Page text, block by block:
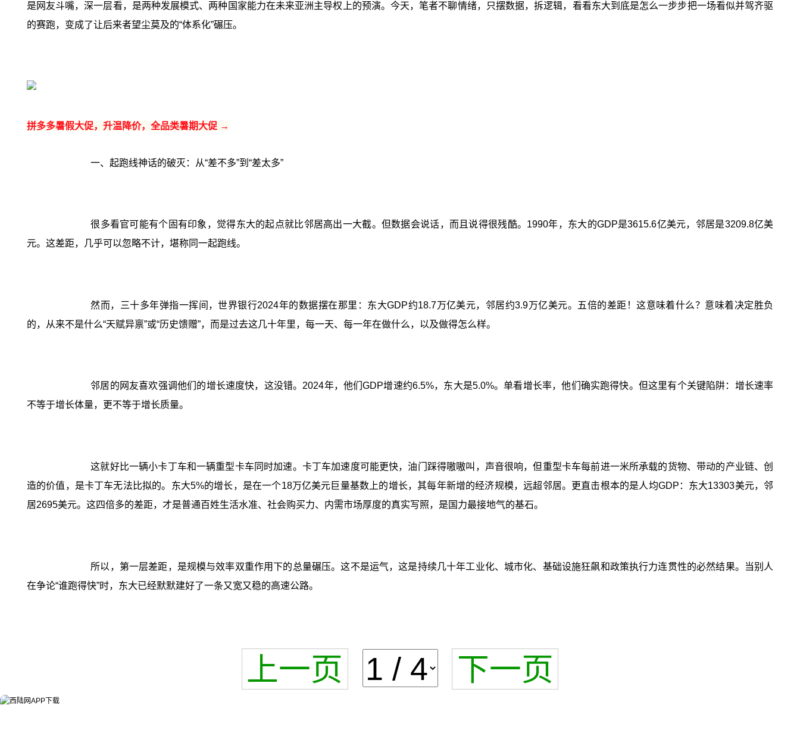
是网友斗嘴，深一层看，是两种发展模式、两种国家能力在未来亚洲主导权上的预演。今天，笔者不聊情绪，只摆数据，拆逻辑，看看东大到底是怎么一步步把一场看似并驾齐驱
的赛跑，变成了让后来者望尘莫及的“体系化”碾压。
拼多多暑假大促，升温降价，全品类暑期大促 →
一、起跑线神话的破灭：从“差不多”到“差太多”‍
很多看官可能有个固有印象，觉得东大的起点就比邻居高出一大截。但数据会说话，而且说得很残酷。1990年，东大的GDP是3615.6亿美元，邻居是3209.8亿美
元。这差距，几乎可以忽略不计，堪称同一起跑线。
然而，三十多年弹指一挥间，世界银行2024年的数据摆在那里：东大GDP约18.7万亿美元，邻居约3.9万亿美元。五倍的差距！这意味着什么？意味着决定胜负
的，从来不是什么“天赋异禀”或“历史馈赠”，而是过去这几十年里，每一天、每一年在做什么，以及做得怎么样。
邻居的网友喜欢强调他们的增长速度快，这没错。2024年，他们GDP增速约6.5%，东大是5.0%。单看增长率，他们确实跑得快。但这里有个关键陷阱：增长速率
不等于增长体量，更不等于增长质量。
这就好比一辆小卡丁车和一辆重型卡车同时加速。卡丁车加速度可能更快，油门踩得嗷嗷叫，声音很响，但重型卡车每前进一米所承载的货物、带动的产业链、创
造的价值，是卡丁车无法比拟的。东大5%的增长，是在一个18万亿美元巨量基数上的增长，其每年新增的经济规模，远超邻居。更直击根本的是人均GDP：东大13303美元，邻
居2695美元。这四倍多的差距，才是普通百姓生活水准、社会购买力、内需市场厚度的真实写照，是国力最接地气的基石。
所以，第一层差距，是规模与效率双重作用下的总量碾压。这不是运气，这是持续几十年工业化、城市化、基础设施狂飙和政策执行力连贯性的必然结果。当别人
在争论“谁跑得快”时，东大已经默默建好了一条又宽又稳的高速公路。
上一页 下一页